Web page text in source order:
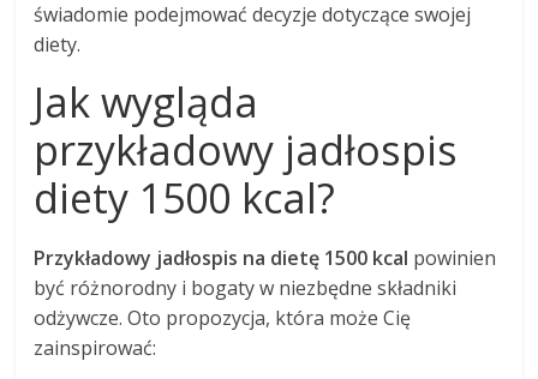
świadomie podejmować decyzje dotyczące swojej
diety.
Jak wygląda
przykładowy jadłospis
diety 1500 kcal?
Przykładowy jadłospis na dietę 1500 kcal powinien
być różnorodny i bogaty w niezbędne składniki
odżywcze. Oto propozycja, która może Cię
zainspirować: